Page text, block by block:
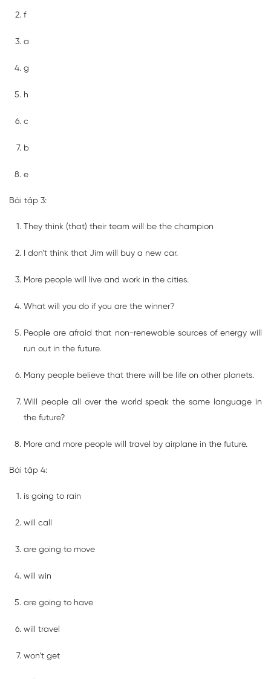
f
a
g
h
c
b
e
Bài tập 3:
They think (that) their team will be the champion
I don’t think that Jim will buy a new car.
More people will live and work in the cities.
What will you do if you are the winner?
People are afraid that non-renewable sources of energy will
run out in the future.
Many people believe that there will be life on other planets.
Will people all over the world speak the same language in
the future?
More and more people will travel by airplane in the future.
Bài tập 4:
is going to rain
will call
are going to move
will win
are going to have
will travel
won’t get